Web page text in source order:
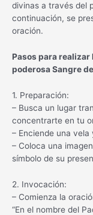
divinas a través del
continuación, se
oración.
Pasos para realizar
poderosa Sangre
1. Preparación:
– Busca un lugar
concentrarte en tu
– Enciende una
– Coloca una
símbolo de su
2. Invocación:
– Comienza la
“En el nombre del